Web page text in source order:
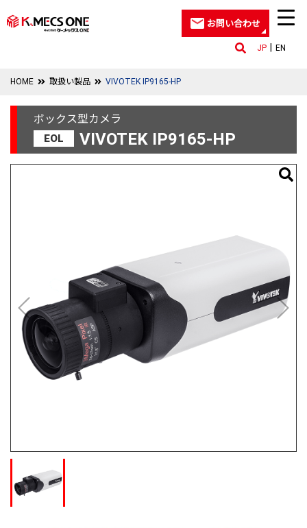
JP EN
お問い合わせ
HOME 取扱い製品 VIVOTEK IP9165-HP
ボックス型カメラ
EOL VIVOTEK IP9165-HP